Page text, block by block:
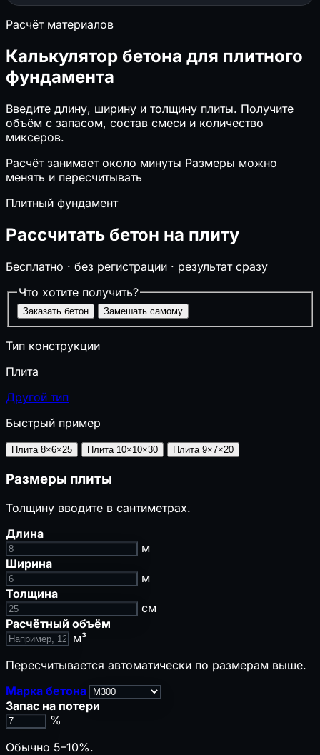
🧱Клей и затирка для плитки
📐 ГКЛ и металлокаркас
🏗️Конструкции, фундаменты и нагрузки
▦Строительные леса
⬛Перекрытия (балки, плиты, монолит)
↧ Нагрузки на перекрытие
🔲Забор
🚗 Размер автонавеса
🪜 Лестницы
🏔️Несущая способность грунта
❄️Снеговая нагрузка на кровлю
⚙️
Инженерные системы
Септик и выгребная яма
⚡Сечение кабеля по мощности
⏚Сопротивление заземления (контур)
⚙️Компенсация реактивной мощности
💨
♨️Расчёт сауны
🌧️Ливнёвка и дождевой сток
🔥Пожарная и промышленная безопасность
🔥Противопожарные расстояния
АКатегория помещения
🚪
🏭Признаки опасного производственного
объекта
📝Нужен ли наряд-допуск
🌡️Климат, теплотехника и акустика
🌡️ГСОП
💧Точка росы
Звукоизоляция стен
📋Сметы, закупки и экономика подрядчика
₽НДС 22% (2026)
Расчёт материалов
Калькулятор бетона для плитного
фундамента
Введите длину, ширину и толщину плиты. Получите
объём с запасом, состав смеси и количество
миксеров.
Расчёт занимает около минуты Размеры можно
менять и пересчитывать
Плитный фундамент
Рассчитать бетон на плиту
Бесплатно · без регистрации · результат сразу
Что хотите получить?
Заказать бетон Замешать самому
Тип конструкции
Плита
Другой тип
Быстрый пример
Плита 8×6×25 Плита 10×10×30 Плита 9×7×20
Размеры плиты
Толщину вводите в сантиметрах.
Длина
м
Ширина
м
Толщина
см
Расчётный объём
м³
Пересчитывается автоматически по размерам выше.
Марка бетона
Запас на потери
%
Обычно 5–10%.